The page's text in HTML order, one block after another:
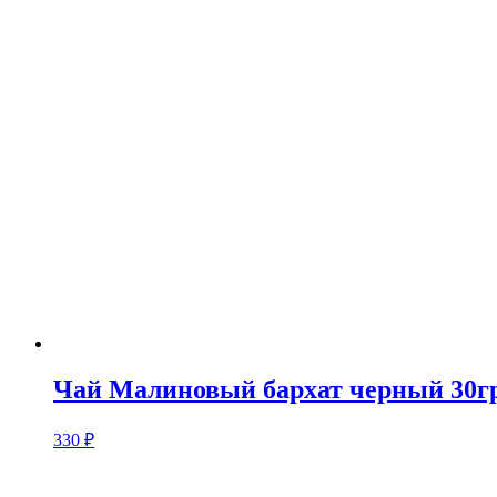
Чай Малиновый бархат черный
330 ₽